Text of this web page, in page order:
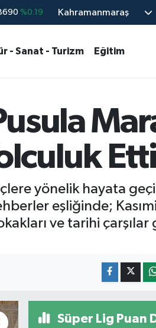
%0.18
%0
%0.19
Kahramanmaraş
- Sanat - Turizm Eğitim
Etti
yönelik hayata
eşliğinde;
ve tarihi çarşılar
Süper Lig Puan